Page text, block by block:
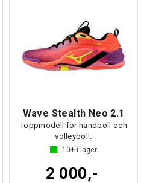
Wave Stealth Neo 2.1
Toppmodell för handboll och
volleyboll.
10+ i lager
2 000,-